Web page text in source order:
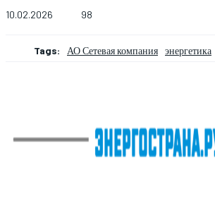
10.02.2026 98
Tags: АО Сетевая компания энергетика